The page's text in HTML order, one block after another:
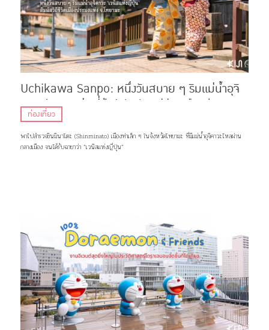
Uchikawa Sanpo: หนึ่งวันสบาย ๆ ริมแม่น้ำอุจิ
คาวะ ‘เวนิสแห่งญี่ปุ่น’ สัมผัสวิถีชีวิตเมืองประมง
แห่ง จ.โทยามะ
ท่องเที่ยว
พาไปสำรวจชินมินาโตะ (Shinminato) เมืองท่าเล็ก ๆ ในจังหวัดโทยามะ ที่มีแม่น้ำอุจิคาวะไหลผ่าน
กลางเมือง จนได้รับฉายาว่า “เวนิสแห่งญี่ปุ่น”